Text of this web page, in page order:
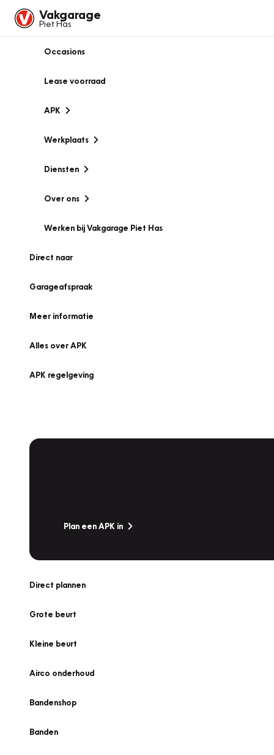
Vakgarage
Piet Has
Occasions
Lease voorraad
APK
Werkplaats
Diensten
Over ons
Werken bij Vakgarage Piet Has
Direct naar
Garageafspraak
Meer informatie
Alles over APK
APK regelgeving
Plan een APK in
Direct plannen
Grote beurt
Kleine beurt
Airco onderhoud
Bandenshop
Banden